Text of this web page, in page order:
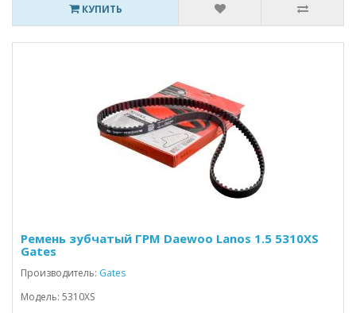
КУПИТЬ
Ремень зубчатый ГРМ Daewoo Lanos 1.5 5310XS
Gates
Производитель: Gates
Модель: 5310XS